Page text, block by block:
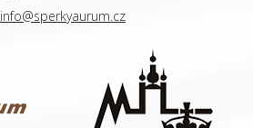
info@sperkyaurum.cz